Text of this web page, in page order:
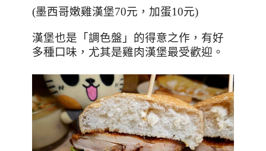
(墨西哥嫩雞漢堡70元，加蛋10元)
漢堡也是「調色盤」的得意之作，有好
多種口味，尤其是雞肉漢堡最受歡迎。